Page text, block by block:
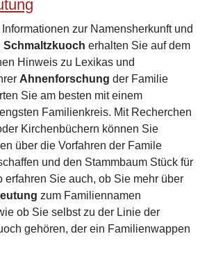
zur Namensherkunft und
Schmaltzkuoch erhalten Sie auf dem
Hinweis zu Lexikas und
Ahnenforschung der Familie
Sie am besten mit einem
Familienkreis. Mit Recherchen
Kirchenbüchern können Sie
über die Vorfahren der Famile
und den Stammbaum Stück für
erfahren Sie auch, ob Sie mehr über
zum Familiennamen
ob Sie selbst zu der Linie der
gehören, der ein Familienwappen